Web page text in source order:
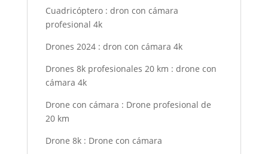
Cuadricóptero: dron con cámara
profesional 4k
Drones 2024: dron con cámara 4k
Drones 8k profesionales 20 km : drone con
cámara 4k
Drone con cámara : Drone profesional de
20 km
Drone 8k: Drone con cámara